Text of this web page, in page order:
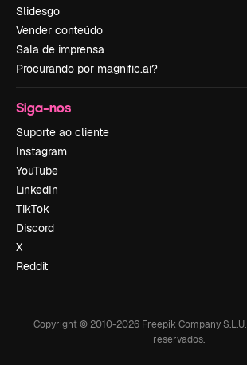
Slidesgo
Vender conteúdo
Sala de imprensa
Procurando por magnific.ai?
Siga-nos
Suporte ao cliente
Instagram
YouTube
LinkedIn
TikTok
Discord
X
Reddit
Copyright © 2010-2026Freepik Company S.L.U.
reservados.